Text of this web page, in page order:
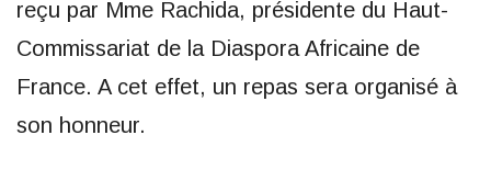
reçu par Mme Rachida, présidente du Haut-
Commissariat de la Diaspora Africaine de
France. A cet effet, un repas sera organisé à
son honneur.